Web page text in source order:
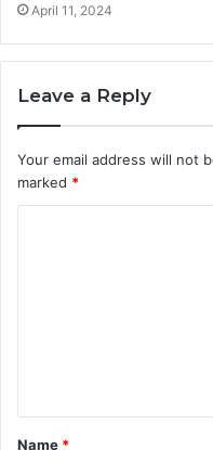
April 11, 2024
Leave a Reply
Your email address will not
marked *
t
Name *